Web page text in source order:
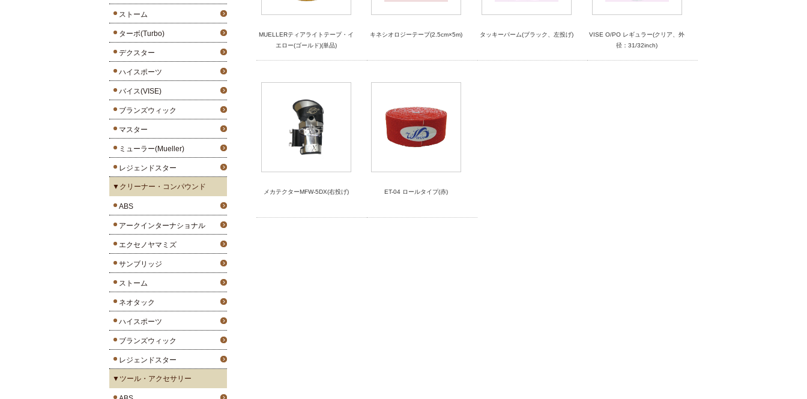
ストーム
ターボ(Turbo)
デクスター
ハイスポーツ
バイス(VISE)
ブランズウィック
マスター
ミューラー(Mueller)
レジェンドスター
▼クリーナー・コンパウンド
ABS
アークインターナショナル
エクセノヤマミズ
サンブリッジ
ストーム
ネオタック
ハイスポーツ
ブランズウィック
レジェンドスター
▼ツール・アクセサリー
MUELLERティアライトテープ・イ
エロー(ゴールド)(単品)
キネシオロジーテープ(2.5cm×5m) タッキーパーム(ブラック、左投げ)
VISE O/PO レギュラー(クリア、外
径：31/32inch)
メカテクターMFW-5DX(右投げ) ET-04 ロールタイプ(赤)